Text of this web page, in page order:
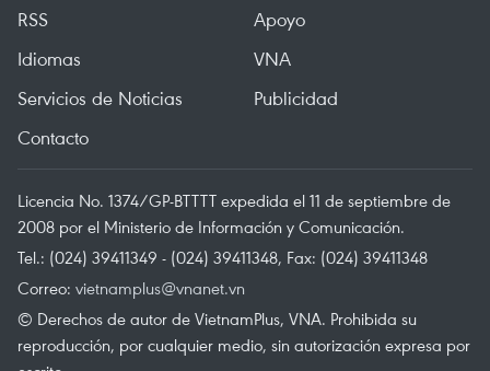
RSS
Apoyo
Idiomas
VNA
Servicios de Noticias
Publicidad
Contacto
Licencia No. 1374/GP-BTTTT expedida el 11 de septiembre de
2008 por el Ministerio de Información y Comunicación.
Tel.: (024) 39411349 - (024) 39411348, Fax: (024) 39411348
Correo: vietnamplus@vnanet.vn
© Derechos de autor de VietnamPlus, VNA. Prohibida su
reproducción, por cualquier medio, sin autorización expresa por